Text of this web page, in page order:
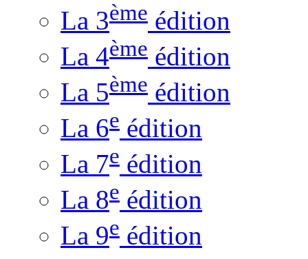
La 3ème édition
La 4ème édition
La 5ème édition
La 6e édition
La 7e édition
La 8e édition
La 9e édition